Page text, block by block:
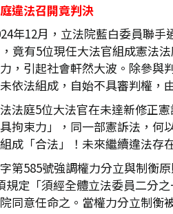
違法召開竟判決
年12月，立法院藍白委員聯
竟有5位現任大法官組成憲法
，引起社會軒然大波。除參與
依法組成，自始不具審判權，
法庭5位大法官在未達新修正
具拘束力」，同一部憲訴法，
成「合法」！未來繼續違法存
第585號強調權力分立與制衡
規定「須經全體立法委員二分
同意任命之。當權力分立制衡